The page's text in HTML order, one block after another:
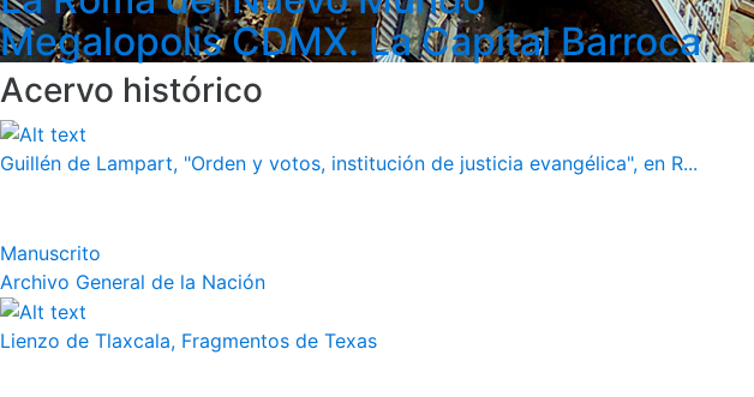
Megalopolis CDMX. La Capital Barroca
Acervo histórico
Guillén de Lampart, "Orden y votos, institución de justicia evangélica", en R...
Manuscrito
Archivo General de la Nación
Lienzo de Tlaxcala, Fragmentos de Texas